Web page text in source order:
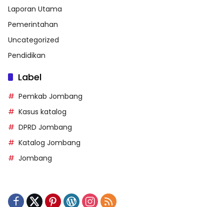
Laporan Utama
Pemerintahan
Uncategorized
Pendidikan
Label
Pemkab Jombang
Kasus katalog
DPRD Jombang
Katalog Jombang
Jombang